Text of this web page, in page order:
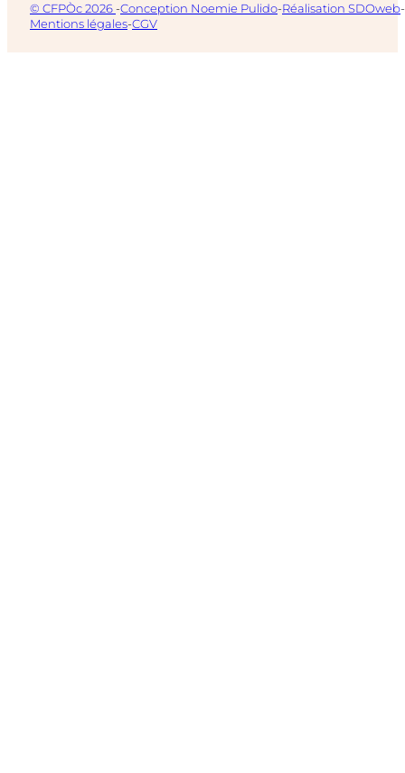
© CFPÒc 2026-Conception Noemie Pulido-Réalisation SDOweb-
Mentions légales-CGV